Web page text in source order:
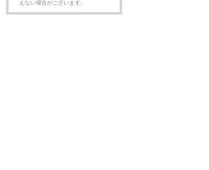
えない場合がございます。